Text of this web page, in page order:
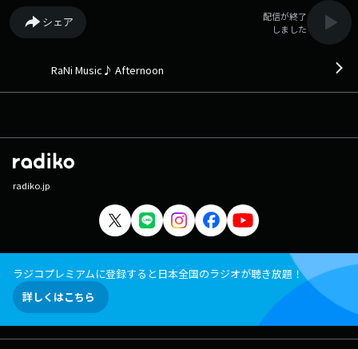
年) 15:24 Arthur's Theme (Best That You Can Do)/Christopher Cross
(1981年) 15:28 偉生人/Vaundy (2025年) 15:32 Hold My Hand/Lady Gaga
(2022年) 15:35 Cold Night/HANA (2026年) 15:39 I'm in a Philly
あなたとトゥラッタッタ♪/DREAMS COME TRUE (2018年) 15:51 Dying
(2026年) 16:24 Desperado/Eagles (1973年) 16:29 Again/Mr.Children
あきらめないで/岡村孝子 (1987年) 16:41 Ain't Your Mama/Jennifer
Lopez (2016年) 16:45 四季/クリープハイプ (2021年) 16:49 Carnival/The
Cardigans (1995年) 16:52 そのときには/ゆず (2020年) 16:55 All About
Lovin' You/Bon Jovi (2003年) （洋楽：48% 邦楽：52%） この
日の最初のRaNi Music♪へ 次の時間のRaNi Music♪へ その他の楽
曲情報はこちらへ
シェア
配信が終了
しました
RaNi Music♪ Afternoon
radiko.jp
ラジコプレミアムに登録すると日本全国のラジオが聴き放題！
詳しくはこちら